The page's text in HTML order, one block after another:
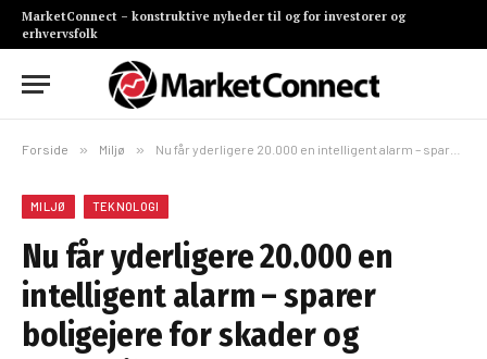
MarketConnect – konstruktive nyheder til og for investorer og
erhvervsfolk
Forside » Miljø » Nu får yderligere 20.000 en intelligent alarm – sparer boligejere for skader og vandspild
MILJØ TEKNOLOGI
Nu får yderligere 20.000 en
intelligent alarm – sparer
boligejere for skader og